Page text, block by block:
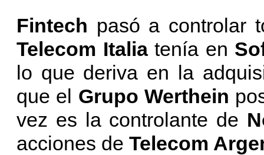
Fintech pasó a controlar
Telecom Italiatenía en
lo que deriva en la
que el Grupo Werthein
vez es la controlante de
acciones de Telecom